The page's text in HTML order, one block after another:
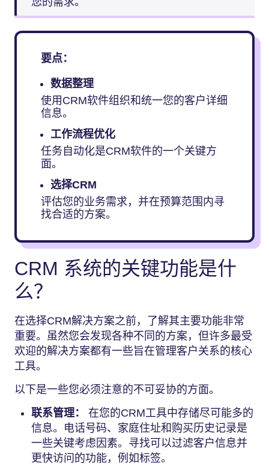
要点：
数据整理
使用CRM软件组织和统一您的客户详细
信息。
工作流程优化
任务自动化是CRM软件的一个关键方
面。
选择CRM
评估您的业务需求，并在预算范围内寻
找合适的方案。
CRM 系统的关键功能是什
么？
在选择CRM解决方案之前，了解其主要功能非常
重要。虽然您会发现各种不同的方案，但许多最受
欢迎的解决方案都有一些旨在管理客户关系的核心
工具。
以下是一些您必须注意的不可妥协的方面。
联系管理：
在您的CRM工具中存储尽可能多的
信息。电话号码、家庭住址和购买历史记录是
一些关键考虑因素。寻找可以过滤客户信息并
更快访问的功能，例如标签。